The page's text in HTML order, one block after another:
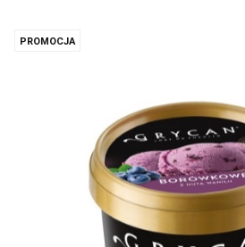
PROMOCJA